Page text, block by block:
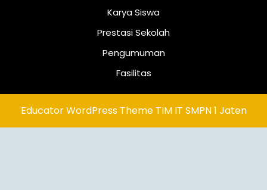
Karya Siswa
Prestasi Sekolah
Pengumuman
Fasilitas
Educator WordPress ThemeTIM IT SMPN 1 Jaten